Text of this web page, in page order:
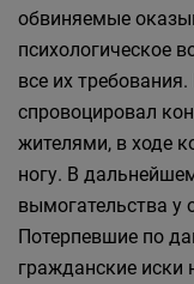
обвиняемые
психологическое
все их
спровоцировал
жителями, в ходе
ногу. В
вымогательства у
Потерпевшие по
гражданские